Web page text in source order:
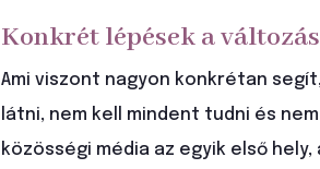
Konkrét lépések a
Ami viszont nagyon konkrétan
látni, nem kell mindent tudni és
közösségi média az egyik első